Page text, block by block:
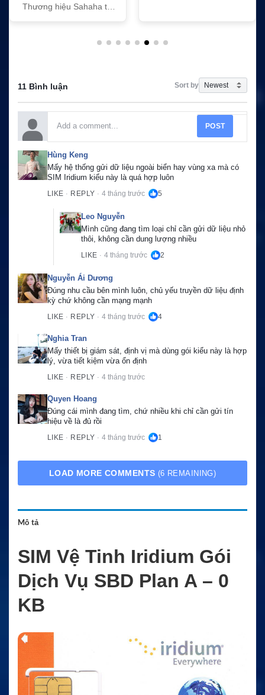
Thương hiệu Sahaha tại
11 Bình luận Sort by
POST
Hùng Keng
Mấy hệ thống gửi dữ liệu ngoài biển hay vùng xa mà có
SIM Iridium kiểu này là quá hợp luôn
LIKE · REPLY · 4 tháng trước 5
Leo Nguyễn
Mình cũng đang tìm loại chỉ cần gửi dữ liệu nhỏ
thôi, không cần dung lượng nhiều
LIKE · 4 tháng trước 2
Nguyễn Ái Dương
Đúng nhu cầu bên mình luôn, chủ yếu truyền dữ liệu định
kỳ chứ không cần mạng mạnh
LIKE · REPLY · 4 tháng trước 4
Nghia Tran
Mấy thiết bị giám sát, định vị mà dùng gói kiểu này là hợp
lý, vừa tiết kiệm vừa ổn định
LIKE · REPLY · 4 tháng trước
Quyen Hoang
Đúng cái mình đang tìm, chứ nhiều khi chỉ cần gửi tín
hiệu về là đủ rồi
LIKE · REPLY · 4 tháng trước 1
LOAD MORE COMMENTS (6 REMAINING)
Mô tả
SIM Vệ Tinh Iridium Gói
Dịch Vụ SBD Plan A – 0
KB